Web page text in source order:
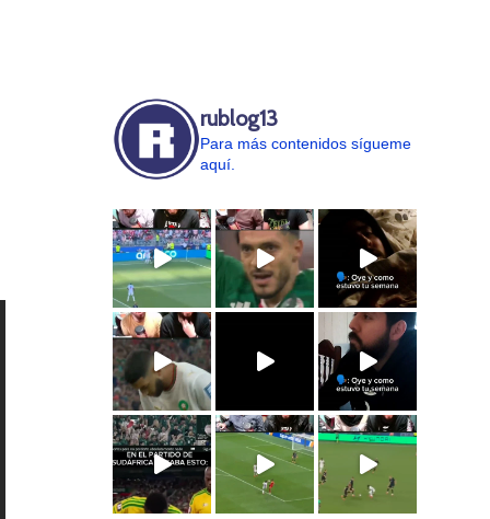
rublog13
Para más contenidos sígueme
aquí.